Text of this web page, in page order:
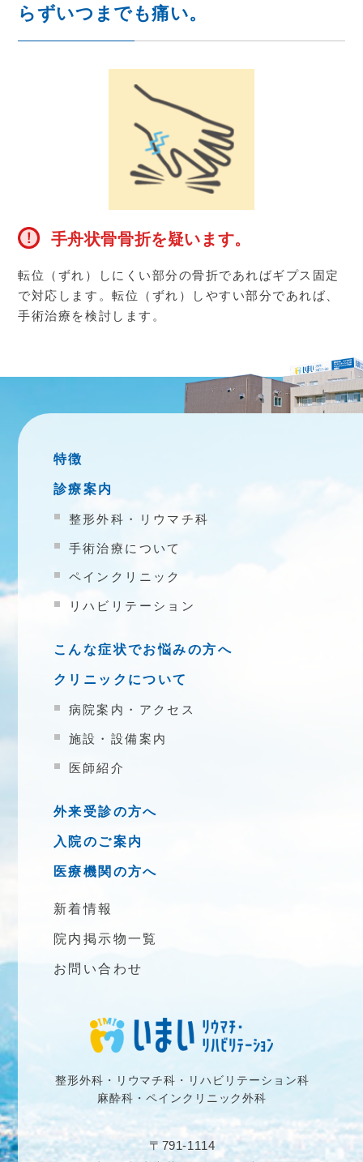
らずいつまでも痛い。
手舟状骨骨折を疑います。
転位（ずれ）しにくい部分の骨折であればギプス固定
で対応します。転位（ずれ）しやすい部分であれば、
手術治療を検討します。
整形外科・リウマチ科・リハビリテーション科
麻酔科・ペインクリニック外科
〒791-1114
特徴
診療案内
整形外科・リウマチ科
手術治療について
ペインクリニック
リハビリテーション
こんな症状でお悩みの方へ
クリニックについて
病院案内・アクセス
施設・設備案内
医師紹介
外来受診の方へ
入院のご案内
医療機関の方へ
新着情報
院内掲示物一覧
お問い合わせ